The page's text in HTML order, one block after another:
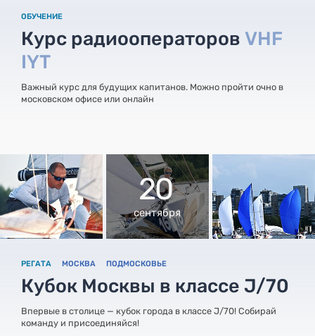
ОБУЧЕНИЕ
Курс радиооператоров VHF
IYT
Важный курс для будущих капитанов. Можно пройти очно в
московском офисе или онлайн
20
сентября
РЕГАТА МОСКВА ПОДМОСКОВЬЕ
Кубок Москвы в классе J/70
Впервые в столице — кубок города в классе J/70! Собирай
команду и присоединяйся!